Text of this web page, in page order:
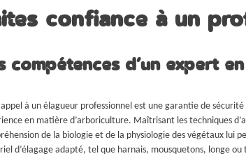
confiance à un
compétences d’un expert
à un élagueur professionnel est une garantie de
en matière d’arboriculture. Maîtrisant les techniques
de la biologie et de la physiologie des végétaux lui
d’élagage adapté, tel que harnais, mousquetons, longe ou